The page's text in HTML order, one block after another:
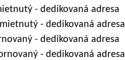
- dedikovaná adresa
- dedikovaná adresa
- dedikovaná adresa
- dedikovaná adresa